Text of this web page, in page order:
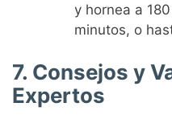
y hornea a
minutos, o
7. Consejos y
Expertos